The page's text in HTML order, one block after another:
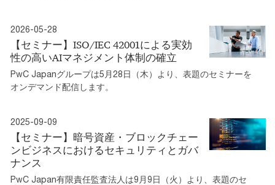
2026-05-28
【セミナー】ISO/IEC 42001による実効
性の高いAIマネジメント体制の確立
PwC Japanグループは5月28日（木）より、表題のセミナーを
オンデマンド配信します。
2025-09-09
【セミナー】暗号資産・ブロックチェー
ンビジネスにおけるセキュリティとガバ
ナンス
PwC Japan有限責任監査法人は9月9日（火）より、表題のセ